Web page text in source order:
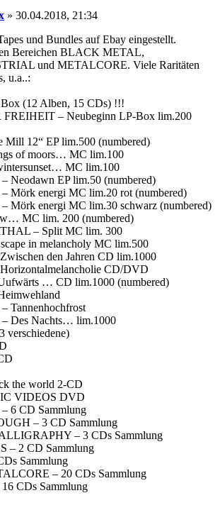
» 30.04.2018, 21:34
und Bundles auf Ebay eingestellt.
Bereichen BLACK METAL,
und METALCORE. Viele Raritäten
u.a..:
(12 Alben, 15 CDs) !!!
– Neubeginn LP-Box lim.200
12“ EP lim.500 (numbered)
of moors… MC lim.100
MC lim.100
Neodawn EP lim.50 (numbered)
Mörk energi MC lim.20 rot (numbered)
Mörk energi MC lim.30 schwarz (numbered)
MC lim. 200 (numbered)
– Split MC lim. 300
in melancholy MC lim.500
den Jahren CD lim.1000
CD/DVD
… CD lim.1000 (numbered)
Tannenhochfrost
Des Nachts… lim.1000
the world 2-CD
VIDEOS DVD
6 CD Sammlung
– 3 CD Sammlung
– 3 CDs Sammlung
– 2 CD Sammlung
Sammlung
– 20 CDs Sammlung
CDs Sammlung